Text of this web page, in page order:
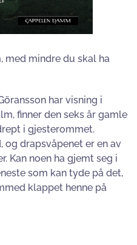
med mindre du skal ha
har visning i
finner den seks år gamle
i gjesterommet.
og drapsvåpenet er en av
Kan noen ha gjemt seg i
som kan tyde på det,
klappet henne på